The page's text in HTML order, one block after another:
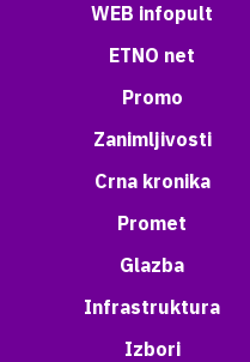
WEB infopult
ETNO net
Promo
Zanimljivosti
Crna kronika
Promet
Glazba
Infrastruktura
Izbori